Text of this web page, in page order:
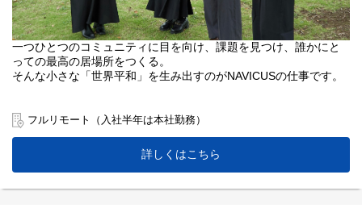
一つひとつのコミュニティに目を向け、課題を見つけ、誰かにと
っての最高の居場所をつくる。
そんな小さな「世界平和」を生み出すのがNAVICUSの仕事です。
フルリモート（入社半年は本社勤務）
詳しくはこちら